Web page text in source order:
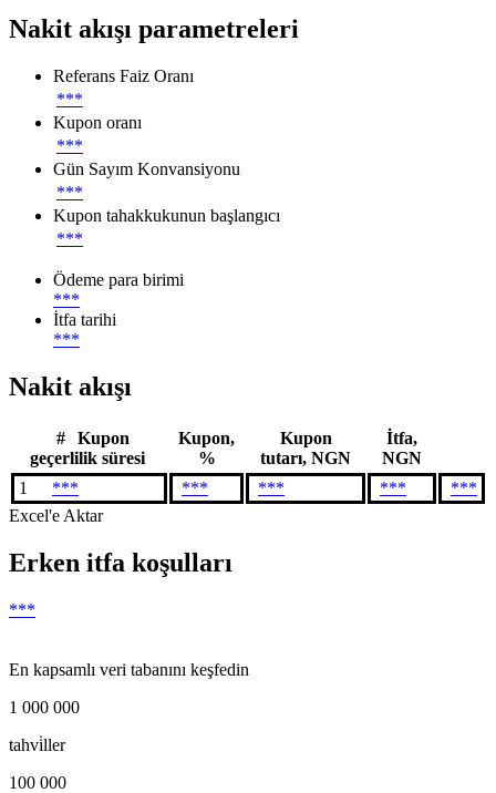
Nakit akışı parametreleri
Referans Faiz Oranı
***
Kupon oranı
***
Gün Sayım Konvansiyonu
***
Kupon tahakkukunun başlangıcı
***
Ödeme para birimi
***
İtfa tarihi
***
Nakit akışı
#
Kupon
geçerlilik süresi
Kupon,
%
Kupon
tutarı, NGN
İtfa,
NGN
1
*** *** *** ***
***
Excel'e Aktar
Erken itfa koşulları
***
En kapsamlı veri tabanını keşfedin
1 000 000
tahvi̇ller
100 000